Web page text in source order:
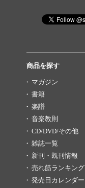
商品を探す
マガジン
書籍
楽譜
音楽教則
CD/DVD/その他
雑誌一覧
新刊・既刊情報
売れ筋ランキング
発売日カレンダー